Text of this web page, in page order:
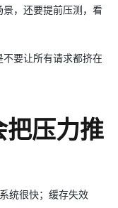
，还要提前压测，看
不要让所有请求都挤在
把压力推
统很快；缓存失效